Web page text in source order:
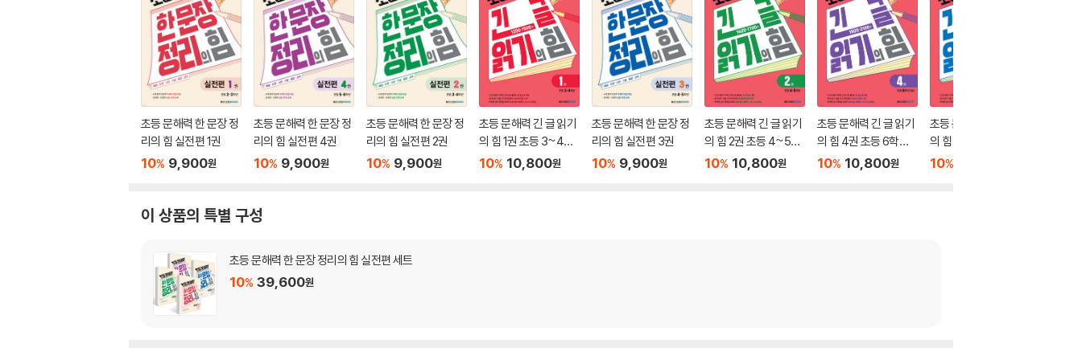
초등 문해력 한 문장 정
리의 힘 실전편 1권
10% 9,900원
초등 문해력 한 문장 정
리의 힘 실전편 4권
10% 9,900원
초등 문해력 한 문장 정
리의 힘 실전편 2권
10% 9,900원
초등 문해력 긴 글 읽기
의 힘 1권 초등 3~4학
년
10% 10,800원
초등 문해력 한 문장 정
리의 힘 실전편 3권
10% 9,900원
초등 문해력 긴 글 읽기
의 힘 2권 초등 4~5학
년
10% 10,800원
초등 문해력 긴 글 읽기
의 힘 4권 초등 6학년
이상
10% 10,800원
초등 문해력 긴 글 읽기
의 힘 3권 초등 5~6학
년
10%
이 상품의 특별 구성
초등 문해력 한 문장 정리의 힘 실전편 세트
10% 39,600원